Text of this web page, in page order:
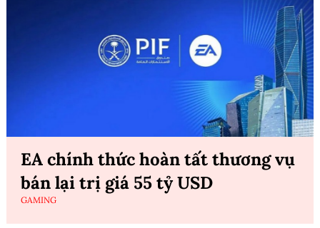
EA chính thức hoàn tất thương vụ
bán lại trị giá 55 tỷ USD
GAMING